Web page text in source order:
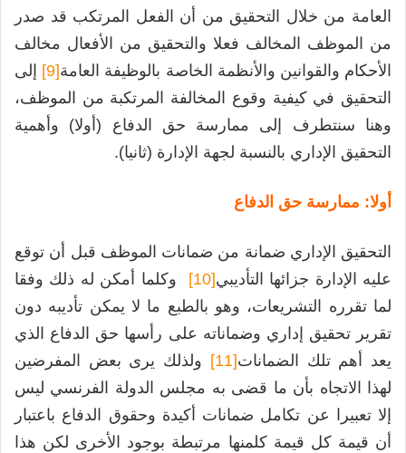
العامة من خلال التحقيق من أن الفعل المرتكب قد صدر
من الموظف المخالف فعلا والتحقيق من الأفعال مخالف
الأحكام والقوانين والأنظمة الخاصة بالوظيفة العامة[9]
إلى
التحقيق في كيفية وقوع المخالفة المرتكبة من الموظف،
وهنا سنتطرف إلى ممارسة حق الدفاع (أولا) وأهمية
التحقيق الإداري بالنسبة لجهة الإدارة (ثانيا).
أولا: ممارسة حق الدفاع
التحقيق الإداري ضمانة من ضمانات الموظف قبل أن توقع
عليه الإدارة جزائها التأديبي[10]
وكلما أمكن له ذلك وفقا
لما تقرره التشريعات، وهو بالطبع ما لا يمكن تأديبه دون
تقرير تحقيق إداري وضماناته على رأسها حق الدفاع الذي
يعد أهم تلك الضمانات[11]
ولذلك يرى بعض المفرضين
لهذا الاتجاه بأن ما قضى به مجلس الدولة الفرنسي ليس
إلا تعبيرا عن تكامل ضمانات أكيدة وحقوق الدفاع باعتبار
أن قيمة كل قيمة كلمنها مرتبطة بوجود الأخرى لكن هذا